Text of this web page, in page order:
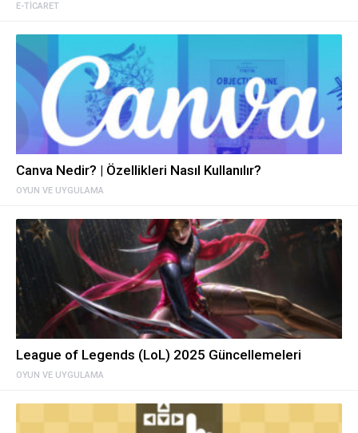
E-TICARET
OYUN VE UYGULAMA
Canva Nedir? | Özellikleri Nasıl Kullanılır?
OYUN VE UYGULAMA
League of Legends (LoL) 2025 Güncellemeleri